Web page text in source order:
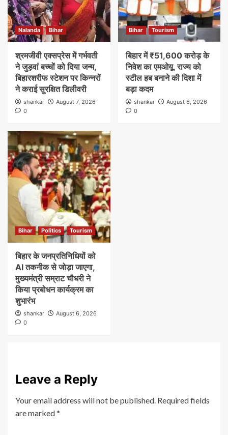
Nalanda Bihar
श्रमजीवी एक्सप्रेस में गर्भवती
ने जुड़वां बच्चों को दिया जन्म,
बिहारशरीफ स्टेशन पर किन्नरों
ने कराई सुरक्षित डिलीवरी
shankar
August 7, 2026
0
Bihar Tourism
बिहार में ₹51,600 करोड़ के
निवेश का एमओयू, राज्य को
स्टील हब बनाने की दिशा में
बड़ा कदम
shankar
August 6, 2026
0
Bihar Politics Tourism
बिहार के जनप्रतिनिधियों को
AI तकनीक से जोड़ा जाएगा,
मुख्यमंत्री सम्राट चौधरी ने
किया प्रबोधन कार्यक्रम का
शुभारंभ
shankar
August 6, 2026
0
Leave a Reply
Your email address will not be published. Required fields
are marked*